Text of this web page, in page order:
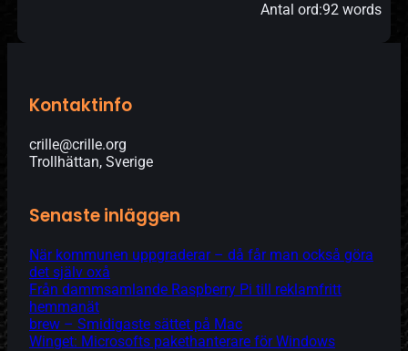
Antal ord:92 words
Kontaktinfo
crille@crille.org
Trollhättan, Sverige
Senaste inläggen
När kommunen uppgraderar – då får man också göra
det själv oxå
Från dammsamlande Raspberry Pi till reklamfritt
hemmanät
brew – Smidigaste sättet på Mac
Winget: Microsofts pakethanterare för Windows